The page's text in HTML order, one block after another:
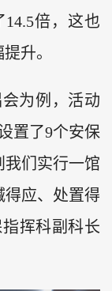
倍，这也
升。
为例，活动
置了9个安保
我们实行一馆
应、处置得
挥科副科长